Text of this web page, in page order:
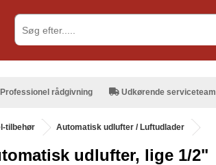
Professionel rådgivning Udkørende serviceteam
tilbehør Automatisk udlufter / Luftudlader
udlufter, lige 1/2"